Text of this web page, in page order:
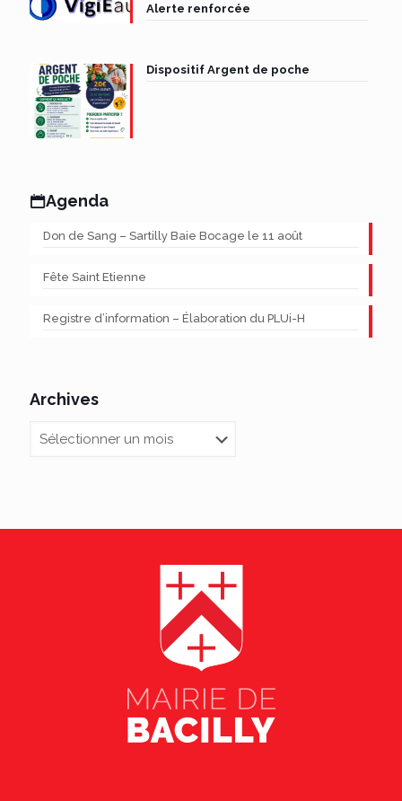
Alerte renforcée
Dispositif Argent de poche
Agenda
Don de Sang – Sartilly Baie Bocage le 11 août
Fête Saint Etienne
Registre d’information – Élaboration du PLUi-H
Archives
Archives